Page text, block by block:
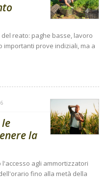
reato: paghe basse, lavoro
importanti prove indiziali, ma a
la
agli ammortizzatori
fino alla metà della